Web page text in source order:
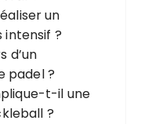
un
?
d’un
padel ?
t-il une
?